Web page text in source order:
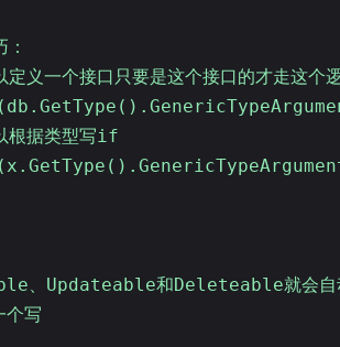
义一个接口只要是这个接口的才走这个
根据类型写if
、Updateable和Deleteable就会
写